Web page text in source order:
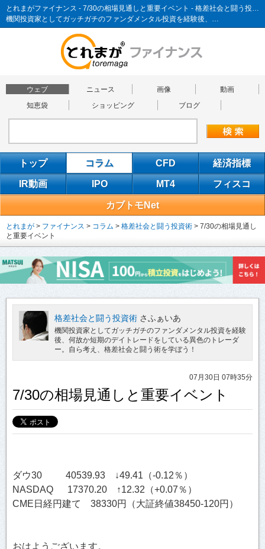
とれまがファイナンス - 7/30の相場見通しと重要イベント - 格差社会と闘う投資術
機関投資家としてガッチガチのファンダメンタル投資を経験後、…
ウェブ ニュース 画像
動画
知恵袋
ショッピング ブログ
トップ コラム CFD 経済指標
IR動画 IPO MT4 フィスコ
カブトモNet
とれまが > ファイナンス > コラム > 格差社会と闘う投資術 > 7/30の相場見通し
と重要イベント
格差社会と闘う投資術 さふぁいあ
機関投資家としてガッチガチのファンダメンタル投資を経験
後、何故か短期のデイトレードをしている異色のトレーダ
ー。自ら考え、格差社会と闘う術を学ぼう！
07月30日 07時35分
7/30の相場見通しと重要イベント
ダウ30 40539.93 ↓49.41（-0.12％）
NASDAQ 17370.20 ↑12.32（+0.07％）
CME日経円建て 38330円（大証終値38450-120円）
おはようございます。